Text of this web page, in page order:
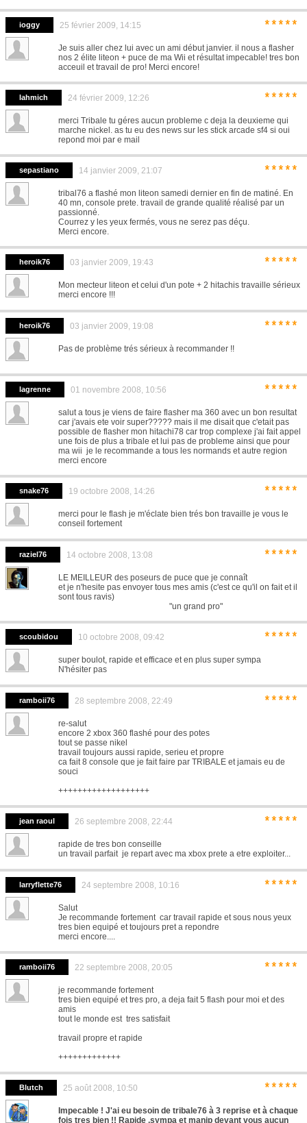
ioggy 25 février 2009, 14:15 *****
Je suis aller chez lui avec un ami début janvier. il nous a flasher
nos 2 élite liteon + puce de ma Wii et résultat impecable! tres bon
acceuil et travail de pro! Merci encore!
lahmich 24 février 2009, 12:26 *****
merci Tribale tu géres aucun probleme c deja la deuxieme qui
marche nickel. as tu eu des news sur les stick arcade sf4 si oui
repond moi par e mail
sepastiano 14 janvier 2009, 21:07 *****
tribal76 a flashé mon liteon samedi dernier en fin de matiné. En
40 mn, console prete. travail de grande qualité réalisé par un
passionné.
Courrez y les yeux fermés, vous ne serez pas déçu.
Merci encore.
heroik76 03 janvier 2009, 19:43 *****
Mon mecteur liteon et celui d'un pote + 2 hitachis travaille sérieux
merci encore !!!
heroik76 03 janvier 2009, 19:08 *****
Pas de problème trés sérieux à recommander !!
lagrenne 01 novembre 2008, 10:56 *****
salut a tous je viens de faire flasher ma 360 avec un bon resultat
car j'avais ete voir super????? mais il me disait que c'etait pas
possible de flasher mon hitachi78 car trop complexe j'ai fait appel
une fois de plus a tribale et lui pas de probleme ainsi que pour
ma wii je le recommande a tous les normands et autre region
merci encore
snake76 19 octobre 2008, 14:26 *****
merci pour le flash je m'éclate bien trés bon travaille je vous le
conseil fortement
raziel76 14 octobre 2008, 13:08 *****
LE MEILLEUR des poseurs de puce que je connaît
et je n'hesite pas envoyer tous mes amis (c'est ce qu'il on fait et il
sont tous ravis)
"un grand pro"
scoubidou 10 octobre 2008, 09:42 *****
super boulot, rapide et efficace et en plus super sympa
N'hésiter pas
ramboii76 28 septembre 2008, 22:49 *****
re-salut
encore 2 xbox 360 flashé pour des potes
tout se passe nikel
travail toujours aussi rapide, serieu et propre
ca fait 8 console que je fait faire par TRIBALE et jamais eu de
souci
+++++++++++++++++++
jean raoul 26 septembre 2008, 22:44 *****
rapide de tres bon conseille
un travail parfait je repart avec ma xbox prete a etre exploiter...
larryflette76 24 septembre 2008, 10:16 *****
Salut
Je recommande fortement car travail rapide et sous nous yeux
tres bien equipé et toujours pret a repondre
merci encore....
ramboii76 22 septembre 2008, 20:05 *****
je recommande fortement
tres bien equipé et tres pro, a deja fait 5 flash pour moi et des
amis
tout le monde est tres satisfait
travail propre et rapide
+++++++++++++
Blutch 25 août 2008, 10:50 *****
Impecable ! J'ai eu besoin de tribale76 à 3 reprise et à chaque
fois tres bien !! Rapide ,sympa et manip devant vous aucun